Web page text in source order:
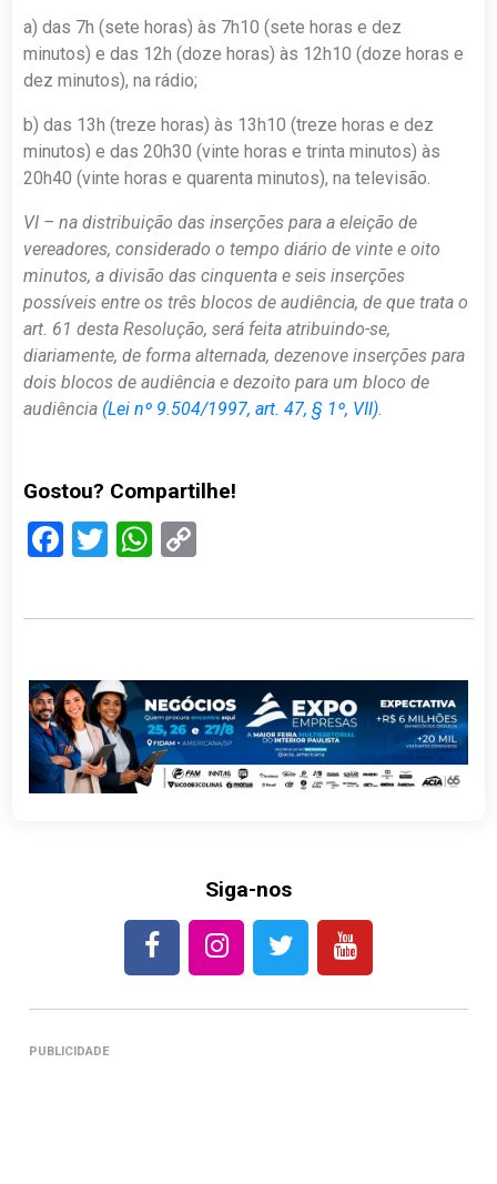
a) das 7h (sete horas) às 7h10 (sete horas e dez
minutos) e das 12h (doze horas) às 12h10 (doze horas e
dez minutos), na rádio;
b) das 13h (treze horas) às 13h10 (treze horas e dez
minutos) e das 20h30 (vinte horas e trinta minutos) às
20h40 (vinte horas e quarenta minutos), na televisão.
VI – na distribuição das inserções para a eleição de
vereadores, considerado o tempo diário de vinte e oito
minutos, a divisão das cinquenta e seis inserções
possíveis entre os três blocos de audiência, de que trata o
art. 61 desta Resolução, será feita atribuindo-se,
diariamente, de forma alternada, dezenove inserções para
dois blocos de audiência e dezoito para um bloco de
audiência (Lei nº 9.504/1997, art. 47, § 1º, VII).
Gostou? Compartilhe!
Facebook
TwitterWhatsApp
Siga-nos
PUBLICIDADE